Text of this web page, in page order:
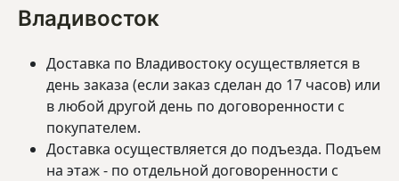
Владивосток
Доставка по Владивостоку осуществляется в
день заказа (если заказ сделан до 17 часов) или
в любой другой день по договоренности с
покупателем.
Доставка осуществляется до подъезда. Подъем
на этаж - по отдельной договоренности с